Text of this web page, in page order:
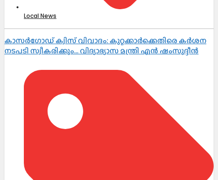
Local News
കാസർഗോഡ് ക്വിസ് വിവാദം: കുറ്റക്കാർക്കെതിരെ കർശന
നടപടി സ്വീകരിക്കും… വിദ്യാഭ്യാസ മന്ത്രി എൻ ഷംസുദ്ദീൻ